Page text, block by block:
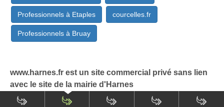
Professionnels à Etaples courcelles.fr
Professionnels à Bruay
www.harnes.fr est un site commercial privé sans lien
avec le site de la mairie d'Harnes